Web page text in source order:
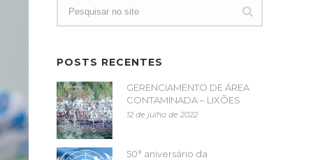
POSTS RECENTES
GERENCIAMENTO DE ÁREA
CONTAMINADA – LIXÕES
12 de julho de 2022
50° aniversário da